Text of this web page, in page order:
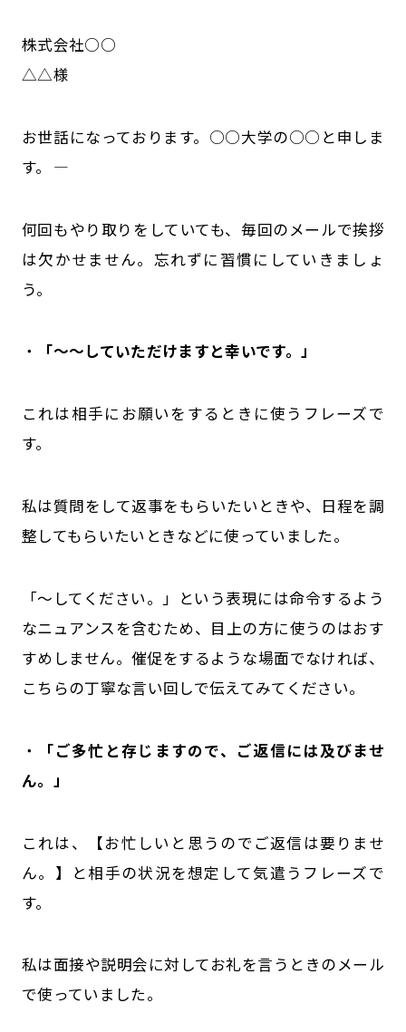
株式会社○○
△△様
お世話になっております。○○大学の○○と申しま
す。―――――――――――――――――――――――――
何回もやり取りをしていても、毎回のメールで挨拶
は欠かせません。忘れずに習慣にしていきましょ
う。
・ 「～～していただけますと幸いです。」
これは相手にお願いをするときに使うフレーズで
す。
私は質問をして返事をもらいたいときや、日程を調
整してもらいたいときなどに使っていました。
「～してください。」という表現には命令するよう
なニュアンスを含むため、目上の方に使うのはおす
すめしません。催促をするような場面でなければ、
こちらの丁寧な言い回しで伝えてみてください。
・
「ご多忙と存じますので、ご返信には及びませ
ん。」
これは、【お忙しいと思うのでご返信は要りませ
ん。】と相手の状況を想定して気遣うフレーズで
す。
私は面接や説明会に対してお礼を言うときのメール
で使っていました。